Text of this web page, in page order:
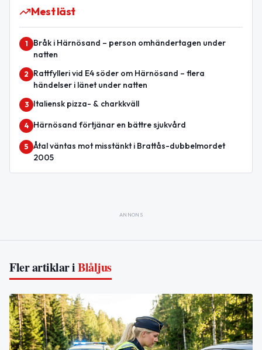
Mest läst
1
Bråk i Härnösand – person omhändertagen under
natten
2
Rattfylleri vid E4 söder om Härnösand – flera
händelser i länet under natten
3 Italiensk pizza- & charkkväll
4 Härnösand förtjänar en bättre sjukvård
5 Åtal väntas mot misstänkt i Brattås-dubbelmordet
2005
ANNONS
Fler artiklar iBlåljus